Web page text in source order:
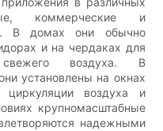
коммерческие и
В домах они обычно
и на чердаках для
свежего воздуха. В
установлены на окнах
воздуха и
крупномасштабные
надежными